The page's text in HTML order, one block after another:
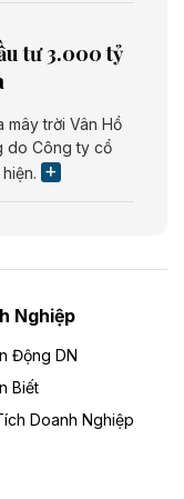
tư 3.000 tỷ
mây trời Vân Hồ
do Công ty cổ
Bắc Giang do
Bắc Giang làm
thái’
Nghiệp
Động DN
Biết
Doanh Nghiệp